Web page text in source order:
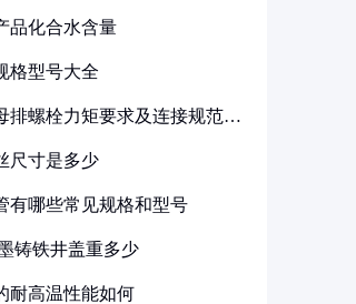
品化合水含量
格型号大全
排螺栓力矩要求及连接规范详
尺寸是多少
有哪些常见规格和型号
铸铁井盖重多少
耐高温性能如何